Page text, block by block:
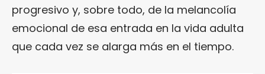
progresivo y, sobre todo, de la melancolía
emocional de esa entrada en la vida adulta
que cada vez se alarga más en el tiempo.